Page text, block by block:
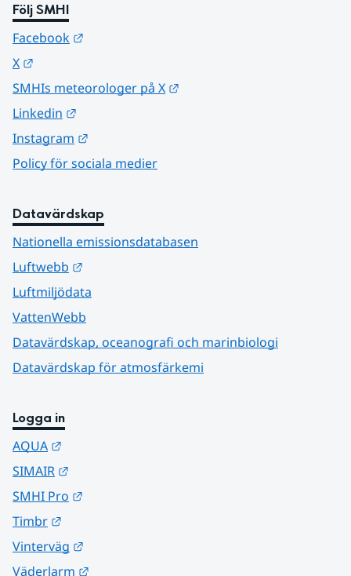
Följ SMHI
Facebook
X
SMHIs meteorologer på X
Linkedin
Instagram
Policy för sociala medier
Datavärdskap
Nationella emissionsdatabasen
Luftwebb
Luftmiljödata
VattenWebb
Datavärdskap, oceanografi och marinbiologi
Datavärdskap för atmosfärkemi
Logga in
AQUA
SIMAIR
SMHI Pro
Timbr
Vinterväg
Väderlarm